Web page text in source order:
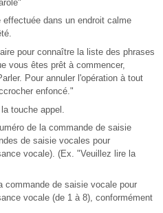
dans un endroit calme
pour connaître la liste des phrases
vous êtes prêt à commencer,
Pour annuler l'opération à tout
enfoncé."
touche appel.
de la commande de saisie
de saisie vocales pour
vocale). (Ex. "Veuillez lire la
commande de saisie vocale pour
vocale (de 1 à 8), conformément